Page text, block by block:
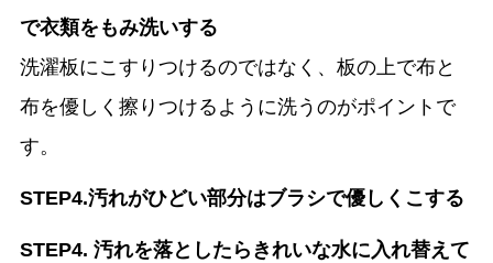
で衣類をもみ洗いする
洗濯板にこすりつけるのではなく、板の上で布と
布を優しく擦りつけるように洗うのがポイントで
す。
STEP4.汚れがひどい部分はブラシで優しくこする
STEP4. 汚れを落としたらきれいな水に入れ替えて